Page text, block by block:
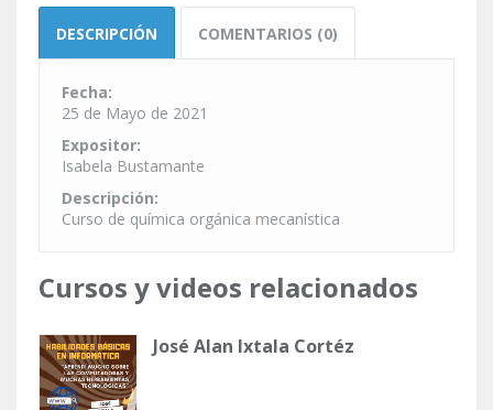
DESCRIPCIÓN COMENTARIOS (0)
Fecha:
25 de Mayo de 2021
Expositor:
Isabela Bustamante
Descripción:
Curso de química orgánica mecanística
Cursos y videos relacionados
José Alan Ixtala Cortéz